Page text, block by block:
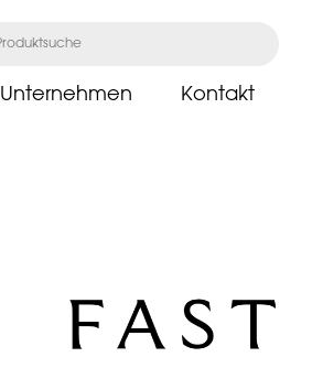
Unternehmen Kontakt